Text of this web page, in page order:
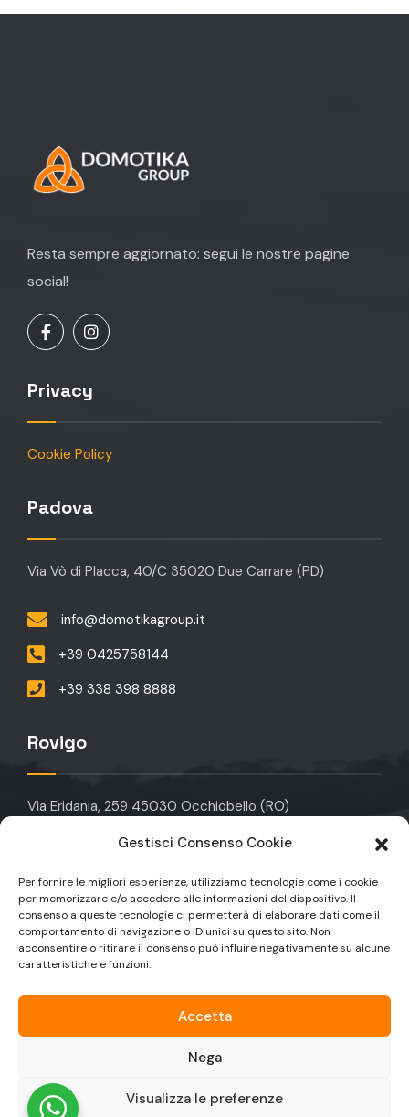
Gestisci Consenso Cookie
Per fornire le migliori esperienze, utilizziamo tecnologie come i cookie
per memorizzare e/o accedere alle informazioni del dispositivo. Il
consenso a queste tecnologie ci permetterà di elaborare dati come il
comportamento di navigazione o ID unici su questo sito. Non
acconsentire o ritirare il consenso può influire negativamente su alcune
caratteristiche e funzioni.
Accetta
Nega
Visualizza le preferenze
Resta sempre aggiornato: segui le nostre pagine
social!
Privacy
Cookie Policy
Padova
Via Vò di Placca, 40/C 35020 Due Carrare (PD)
info@domotikagroup.it
+39 0425758144
+39 338 398 8888
Rovigo
Via Eridania, 259 45030 Occhiobello (RO)
+39 049 912 6323
+39 049 9129590
IT04233500281